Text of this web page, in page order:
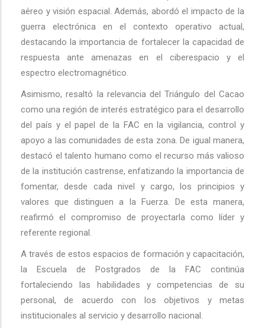
aéreo y visión espacial. Además, abordó el impacto de la
guerra electrónica en el contexto operativo actual,
destacando la importancia de fortalecer la capacidad de
respuesta ante amenazas en el ciberespacio y el
espectro electromagnético.
Asimismo, resaltó la relevancia del Triángulo del Cacao
como una región de interés estratégico para el desarrollo
del país y el papel de la FAC en la vigilancia, control y
apoyo a las comunidades de esta zona. De igual manera,
destacó el talento humano como el recurso más valioso
de la institución castrense, enfatizando la importancia de
fomentar, desde cada nivel y cargo, los principios y
valores que distinguen a la Fuerza. De esta manera,
reafirmó el compromiso de proyectarla como líder y
referente regional.
A través de estos espacios de formación y capacitación,
la Escuela de Postgrados de la FAC continúa
fortaleciendo las habilidades y competencias de su
personal, de acuerdo con los objetivos y metas
institucionales al servicio y desarrollo nacional.